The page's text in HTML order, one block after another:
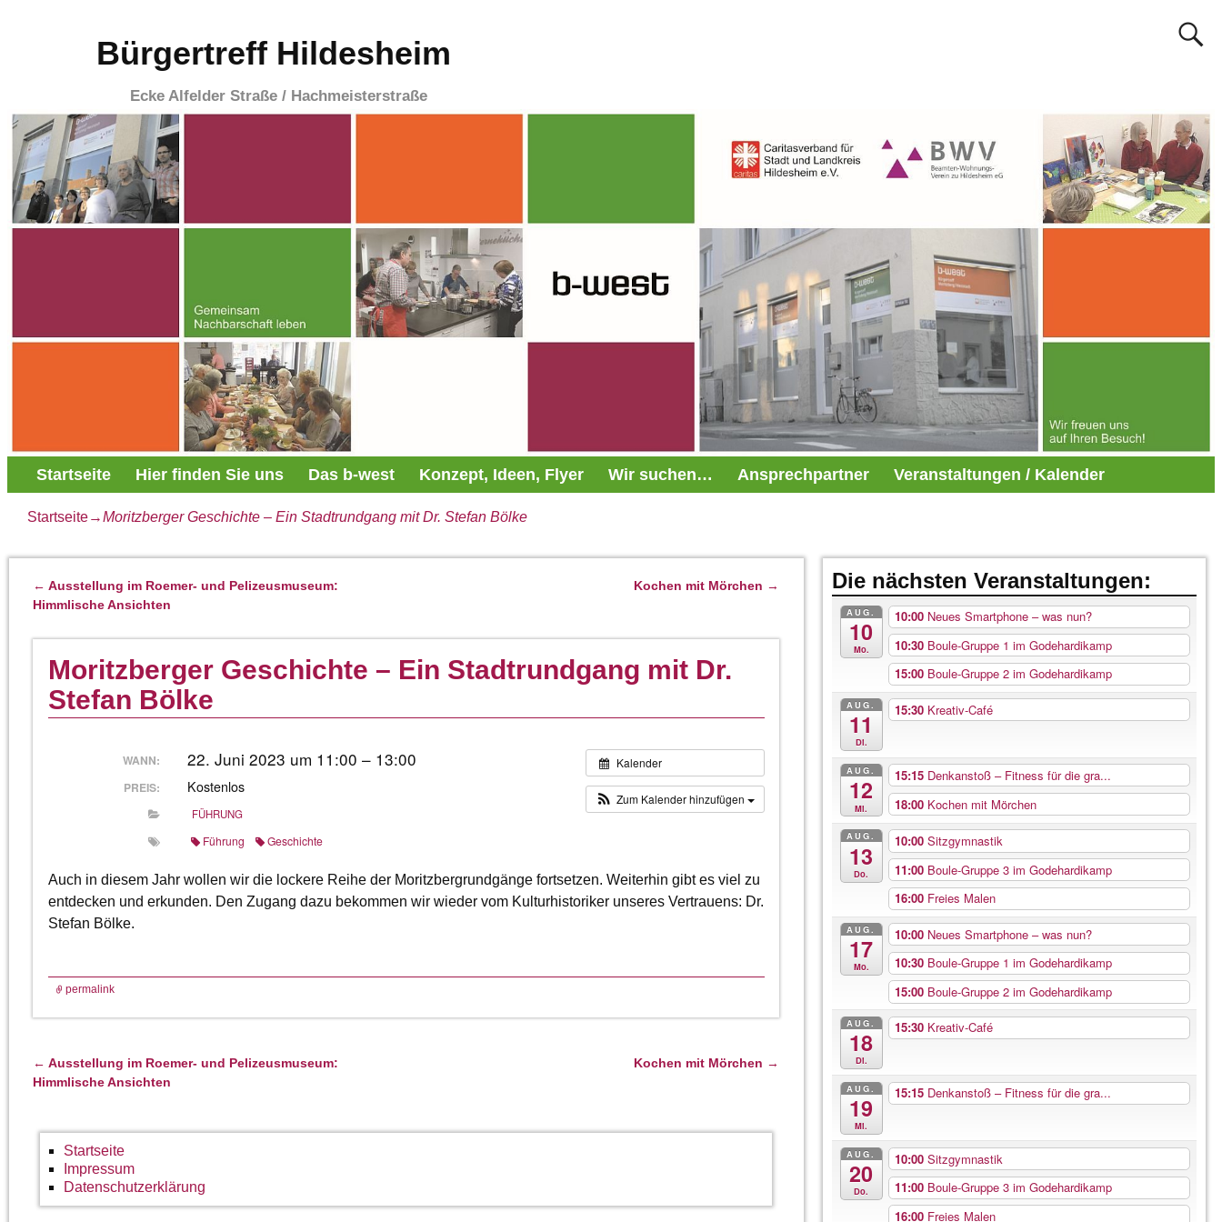
Bürgertreff Hildesheim
Ecke Alfelder Straße / Hachmeisterstraße
Startseite Hier finden Sie uns Das b-west Konzept, Ideen, Flyer Wir suchen… Ansprechpartner Veranstaltungen / Kalender
Startseite→Moritzberger Geschichte – Ein Stadtrundgang mit Dr. Stefan Bölke
Artikelnavigation
← Ausstellung im Roemer- und Pelizeusmuseum:
Himmlische Ansichten
Kochen mit Mörchen →
Moritzberger Geschichte – Ein Stadtrundgang mit Dr.
Stefan Bölke
Kalender
Zum Kalender hinzufügen
WANN: 22. Juni 2023 um 11:00 – 13:00
PREIS: Kostenlos
FÜHRUNG
Führung Geschichte
Auch in diesem Jahr wollen wir die lockere Reihe der Moritzbergrundgänge fortsetzen. Weiterhin gibt es viel zu
entdecken und erkunden. Den Zugang dazu bekommen wir wieder vom Kulturhistoriker unseres Vertrauens: Dr.
Stefan Bölke.
permalink
Artikelnavigation
← Ausstellung im Roemer- und Pelizeusmuseum:
Himmlische Ansichten
Kochen mit Mörchen →
Startseite
Impressum
Datenschutzerklärung
Die nächsten Veranstaltungen:
AUG.
10
Mo.
10:00 Neues Smartphone – was nun?
10:30 Boule-Gruppe 1 im Godehardikamp
15:00 Boule-Gruppe 2 im Godehardikamp
AUG.
11
Di.
15:30 Kreativ-Café
AUG.
12
Mi.
15:15 Denkanstoß – Fitness für die gra...
18:00 Kochen mit Mörchen
AUG.
13
Do.
10:00 Sitzgymnastik
11:00 Boule-Gruppe 3 im Godehardikamp
16:00 Freies Malen
AUG.
17
Mo.
10:00 Neues Smartphone – was nun?
10:30 Boule-Gruppe 1 im Godehardikamp
15:00 Boule-Gruppe 2 im Godehardikamp
AUG.
18
Di.
15:30 Kreativ-Café
AUG.
19
Mi.
15:15 Denkanstoß – Fitness für die gra...
AUG.
20
Do.
10:00 Sitzgymnastik
11:00 Boule-Gruppe 3 im Godehardikamp
16:00 Freies Malen